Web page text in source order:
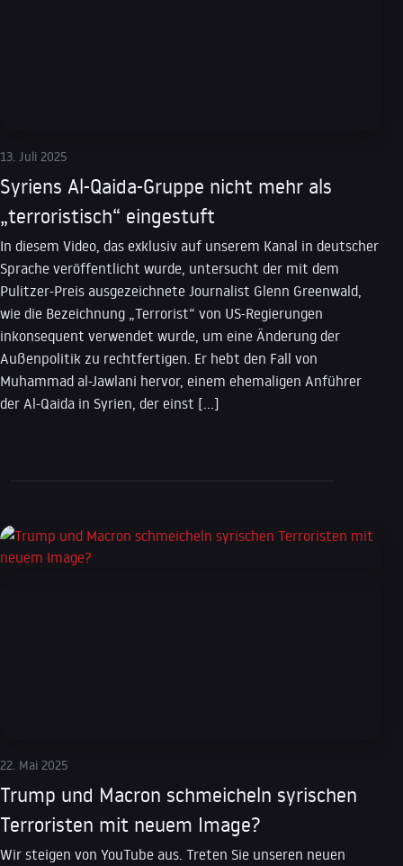
13. Juli 2025
Syriens Al-Qaida-Gruppe nicht mehr als
„terroristisch“ eingestuft
In diesem Video, das exklusiv auf unserem Kanal in deutscher
Sprache veröffentlicht wurde, untersucht der mit dem
Pulitzer-Preis ausgezeichnete Journalist Glenn Greenwald,
wie die Bezeichnung „Terrorist“ von US-Regierungen
inkonsequent verwendet wurde, um eine Änderung der
Außenpolitik zu rechtfertigen. Er hebt den Fall von
Muhammad al-Jawlani hervor, einem ehemaligen Anführer
der Al-Qaida in Syrien, der einst […]
22. Mai 2025
Trump und Macron schmeicheln syrischen
Terroristen mit neuem Image?
Wir steigen von YouTube aus. Treten Sie unseren neuen